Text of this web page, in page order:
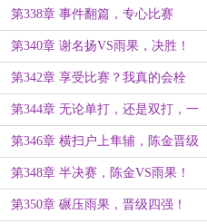
第338章 事件翻篇，专心比赛
第340章 谢名扬VS雨果，决胜！
第342章 享受比赛？我真的会栓
Q！
第344章 无论单打，还是双打，一
视同仁！
第346章 横扫户上隼辅，陈金晋级
男单四强！
第348章 半决赛，陈金VS雨果！
第350章 碾压雨果，晋级四强！